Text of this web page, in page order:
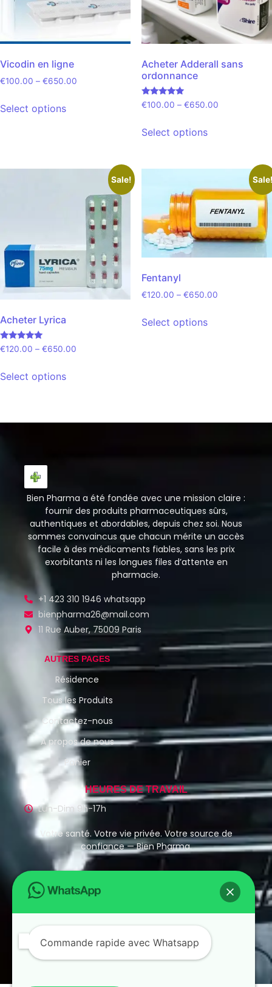
Vicodin en ligne
€100.00 – €650.00
Select options
Acheter Adderall sans
ordonnance
Rated
5.00
€100.00 – €650.00
Select options
Sale!
Acheter Lyrica
Rated
5.00
€120.00 – €650.00
Select options
Fentanyl
€120.00 – €650.00
Select options
Bien Pharma a été fondée avec une mission claire :
fournir des produits pharmaceutiques sûrs,
authentiques et abordables, depuis chez soi. Nous
sommes convaincus que chacun mérite un accès
facile à des médicaments fiables, sans les prix
exorbitants ni les longues files d’attente en
pharmacie.
+1 423 310 1946 whatsapp
bienpharma26@mail.com
11 Rue Auber, 75009 Paris
AUTRES PAGES
Résidence
Tous les Produits
Contactez-nous
À propos de nous
Panier
HEURES DE TRAVAIL
Lun-Dim 9h-17h
Votre santé. Votre vie privée. Votre source de
confiance — Bien Pharma.
CLIQUEZ ICI
© Bien Pharma – Tous droits réservés
Commande rapide avec Whatsapp